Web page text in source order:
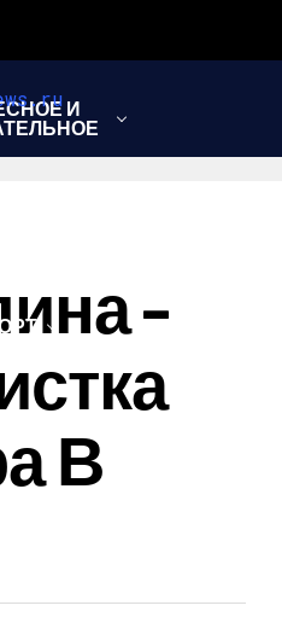
И
–
В